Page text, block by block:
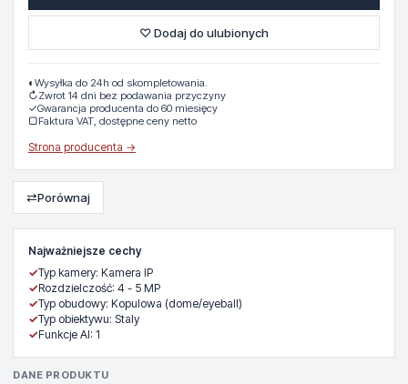
Najważniejsze cechy
✓Typ kamery: Kamera IP
✓Rozdzielczość: 4 - 5 MP
✓Typ obudowy: Kopulowa (dome/eyeball)
✓Typ obiektywu: Staly
✓Funkcje AI: 1
DANE PRODUKTU
♡ Dodaj do ulubionych
◐ Wysyłka do 24h od skompletowania.
↻Zwrot 14 dni bez podawania przyczyny
✓Gwarancja producenta do 60 miesięcy
▢Faktura VAT, dostępne ceny netto
Strona producenta →
⇄Porównaj